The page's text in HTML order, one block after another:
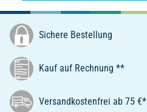
Sichere Bestellung
Kauf auf Rechnung **
Versandkostenfrei ab 75 €*